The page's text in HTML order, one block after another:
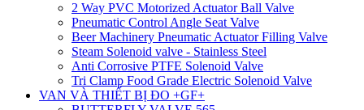
2 Way PVC Motorized Actuator Ball Valve
Pneumatic Control Angle Seat Valve
Beer Machinery Pneumatic Actuator Filling Valve
Steam Solenoid valve - Stainless Steel
Anti Corrosive PTFE Solenoid Valve
Tri Clamp Food Grade Electric Solenoid Valve
VAN VÀ THIẾT BỊ ĐO +GF+